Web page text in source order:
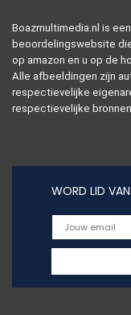
Boazmultimedia.nl is
beoordelingswebsite
op amazon en u op de
Alle afbeeldingen zijn
respectievelijke
respectievelijke
WORD LID